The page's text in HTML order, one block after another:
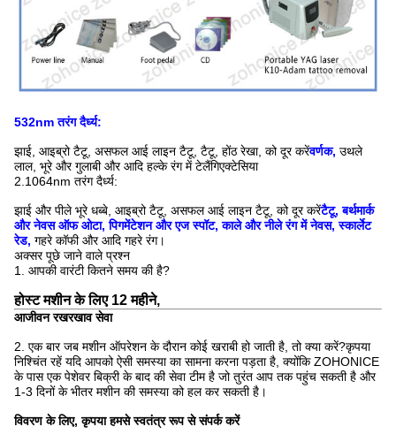
532nm तरंग दैर्ध्य:
झाई, आइब्रो टैटू, असफल आई लाइन टैटू, टैटू, होंठ रेखा, को दूर करेंवर्णक, उथले
लाल, भूरे और गुलाबी और आदि हल्के रंग में टेलैंगिएक्टेसिया
2. 1064nm तरंग दैर्ध्य:
झाई और पीले भूरे धब्बे, आइब्रो टैटू, असफल आई लाइन टैटू, को दूर करेंटैटू, बर्थमार्क
और नेवस ऑफ ओटा, पिगमेंटेशन और एज स्पॉट, काले और नीले रंग में नेवस, स्कार्लेट
रेड, गहरे कॉफी और आदि गहरे रंग।
अक्सर पूछे जाने वाले प्रश्न
1. आपकी वारंटी कितने समय की है?
होस्ट मशीन के लिए 12 महीने,
आजीवन रखरखाव सेवा
2. एक बार जब मशीन ऑपरेशन के दौरान कोई खराबी हो जाती है, तो क्या करें?कृपया
निश्चिंत रहें यदि आपको ऐसी समस्या का सामना करना पड़ता है, क्योंकि ZOHONICE
के पास एक पेशेवर बिक्री के बाद की सेवा टीम है जो तुरंत आप तक पहुंच सकती है और
1-3 दिनों के भीतर मशीन की समस्या को हल कर सकती है।
विवरण के लिए, कृपया हमसे स्वतंत्र रूप से संपर्क करें